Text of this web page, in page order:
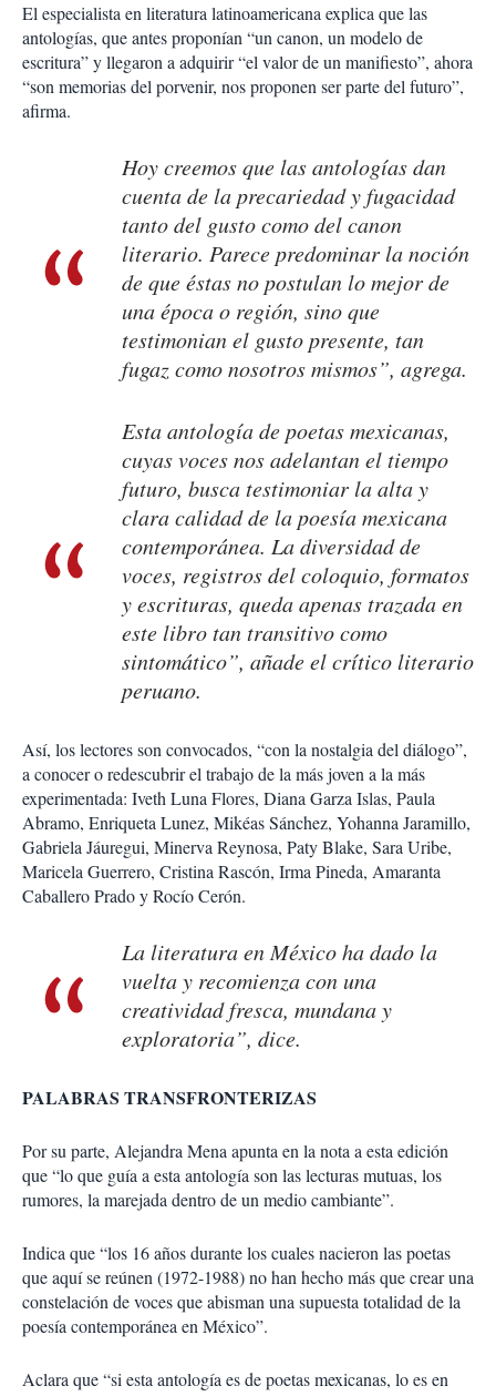
El especialista en literatura latinoamericana explica que las
antologías, que antes proponían “un canon, un modelo de
escritura” y llegaron a adquirir “el valor de un manifiesto”, ahora
“son memorias del porvenir, nos proponen ser parte del futuro”,
afirma.
Hoy creemos que las antologías dan
cuenta de la precariedad y fugacidad
tanto del gusto como del canon
literario. Parece predominar la noción
de que éstas no postulan lo mejor de
una época o región, sino que
testimonian el gusto presente, tan
fugaz como nosotros mismos”, agrega.
Esta antología de poetas mexicanas,
cuyas voces nos adelantan el tiempo
futuro, busca testimoniar la alta y
clara calidad de la poesía mexicana
contemporánea. La diversidad de
voces, registros del coloquio, formatos
y escrituras, queda apenas trazada en
este libro tan transitivo como
sintomático”, añade el crítico literario
peruano.
Así, los lectores son convocados, “con la nostalgia del diálogo”,
a conocer o redescubrir el trabajo de la más joven a la más
experimentada: Iveth Luna Flores, Diana Garza Islas, Paula
Abramo, Enriqueta Lunez, Mikéas Sánchez, Yohanna Jaramillo,
Gabriela Jáuregui, Minerva Reynosa, Paty Blake, Sara Uribe,
Maricela Guerrero, Cristina Rascón, Irma Pineda, Amaranta
Caballero Prado y Rocío Cerón.
La literatura en México ha dado la
vuelta y recomienza con una
creatividad fresca, mundana y
exploratoria”, dice.
PALABRAS TRANSFRONTERIZAS
Por su parte, Alejandra Mena apunta en la nota a esta edición
que “lo que guía a esta antología son las lecturas mutuas, los
rumores, la marejada dentro de un medio cambiante”.
Indica que “los 16 años durante los cuales nacieron las poetas
que aquí se reúnen (1972-1988) no han hecho más que crear una
constelación de voces que abisman una supuesta totalidad de la
poesía contemporánea en México”.
Aclara que “si esta antología es de poetas mexicanas, lo es en